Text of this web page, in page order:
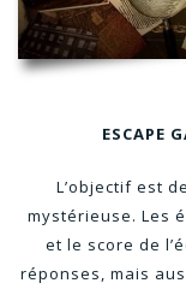
ESCAPE
L’objectif est
mystérieuse. Les
et le score de
réponses, mais